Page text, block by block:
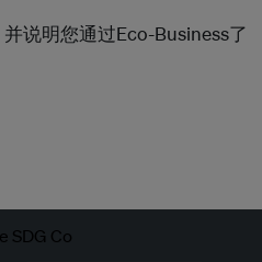
并说明您通过Eco-Business了